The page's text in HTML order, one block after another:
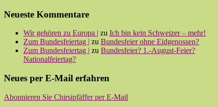
Neueste Kommentare
Wir gehören zu Europa | zu Ich bin kein Schweizer – mehr!
Zum Bundesfeiertag | zu Bundesfeier ohne Eidgenossen?
Zum Bundesfeiertag | zu Bundesfeier? 1.-August-Feier?
Nationalfeiertag?
Neues per E-Mail erfahren
Abonnieren Sie Chirsipfäffer per E-Mail